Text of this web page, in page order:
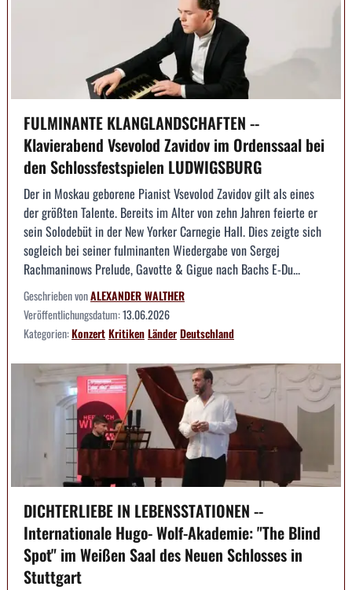
FULMINANTE KLANGLANDSCHAFTEN --
Klavierabend Vsevolod Zavidov im Ordenssaal bei
den Schlossfestspielen LUDWIGSBURG
Der in Moskau geborene Pianist Vsevolod Zavidov gilt als eines
der größten Talente. Bereits im Alter von zehn Jahren feierte er
sein Solodebüt in der New Yorker Carnegie Hall. Dies zeigte sich
sogleich bei seiner fulminanten Wiedergabe von Sergej
Rachmaninows Prelude, Gavotte & Gigue nach Bachs E-Du...
Geschrieben vonALEXANDER WALTHER
Veröffentlichungsdatum:13.06.2026
Kategorien:KonzertKritikenLänderDeutschland
DICHTERLIEBE IN LEBENSSTATIONEN --
Internationale Hugo- Wolf-Akademie: "The Blind
Spot" im Weißen Saal des Neuen Schlosses in
Stuttgart